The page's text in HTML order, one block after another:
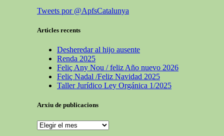
Tweets por @ApfsCatalunya
Articles recents
Desheredar al hijo ausente
Renda 2025
Feliç Any Nou / feliz Año nuevo 2026
Feliç Nadal /Feliz Navidad 2025
Taller Jurídico Ley Orgánica 1/2025
Arxiu de publicacions